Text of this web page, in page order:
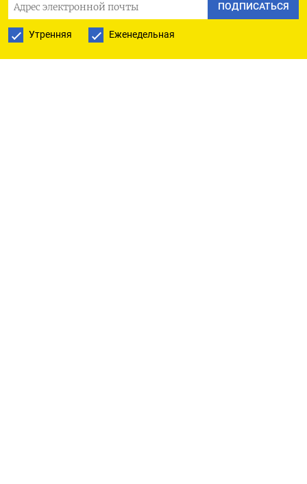
ПОДПИСАТЬСЯ
Утренняя Еженедельная
как ФРС и другие регуляторы сосредоточились на
том, когда перейти к снижению ставок.